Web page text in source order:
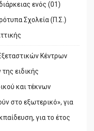
ενός (01)
Σχολεία (Π.Σ.)
Κέντρων
ειδικής
και τέκνων
στο εξωτερικό», για
για το έτος